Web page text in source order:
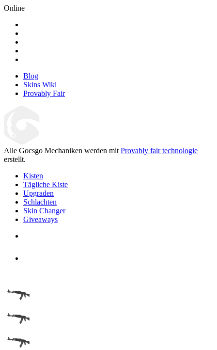
Online
Blog
Skins Wiki
Provably Fair
Alle Gocsgo Mechaniken werden mit Provably fair technologie
erstellt.
Kisten
Tägliche Kiste
Upgraden
Schlachten
Skin Changer
Giveaways